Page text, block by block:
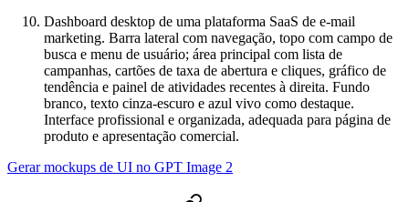
Dashboard desktop de uma plataforma SaaS de e-mail
marketing. Barra lateral com navegação, topo com campo de
busca e menu de usuário; área principal com lista de
campanhas, cartões de taxa de abertura e cliques, gráfico de
tendência e painel de atividades recentes à direita. Fundo
branco, texto cinza-escuro e azul vivo como destaque.
Interface profissional e organizada, adequada para página de
produto e apresentação comercial.
Gerar mockups de UI no GPT Image 2